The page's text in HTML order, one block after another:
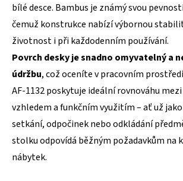
bílé desce. Bambus je známý svou
čemuž konstrukce nabízí výbornou
životnost i při každodenním používání.
Povrch desky je snadno omyvatelný a
údržbu, což oceníte v pracovním
AF-1132 poskytuje ideální rovnováhu
vzhledem a funkčním využitím – ať už
setkání, odpočinek nebo odkládání
stolku odpovídá běžným požadavkům na
nábytek.